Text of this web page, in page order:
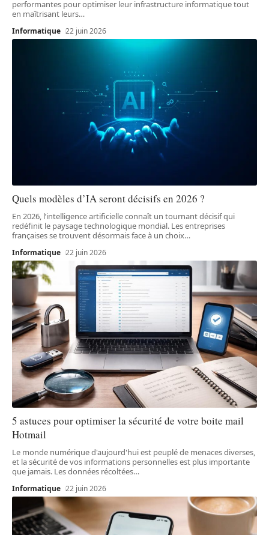
performantes pour optimiser leur infrastructure informatique tout
en maîtrisant leurs…
Informatique 22 juin 2026
Quels modèles d’IA seront décisifs en 2026 ?
En 2026, l’intelligence artificielle connaît un tournant décisif qui
redéfinit le paysage technologique mondial. Les entreprises
françaises se trouvent désormais face à un choix…
Informatique 22 juin 2026
5 astuces pour optimiser la sécurité de votre boite mail
Hotmail
Le monde numérique d'aujourd'hui est peuplé de menaces diverses,
et la sécurité de vos informations personnelles est plus importante
que jamais. Les données récoltées…
Informatique 22 juin 2026